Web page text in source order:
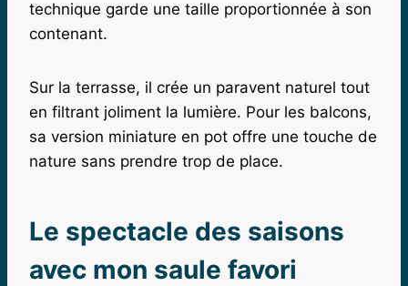
technique garde une taille proportionnée à son
contenant.
Sur la terrasse, il crée un paravent naturel tout
en filtrant joliment la lumière. Pour les balcons,
sa version miniature en pot offre une touche de
nature sans prendre trop de place.
Le spectacle des saisons
avec mon saule favori